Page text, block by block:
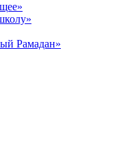
Рамадан»